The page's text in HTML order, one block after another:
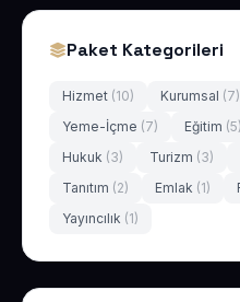
Paket Kategorileri
Hizmet (10) Kurumsal (7)
Yeme-İçme (7) Eğitim (5)
Hukuk (3) Turizm (3)
Tanıtım (2) Emlak (1)
Yayıncılık (1)